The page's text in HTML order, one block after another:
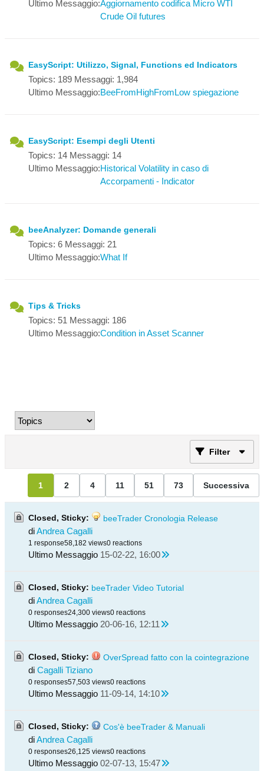
Ultimo Messaggio:Aggiornamento codifica Micro WTI
Crude Oil futures
EasyScript: Utilizzo, Signal, Functions ed Indicators
Topics: 189 Messaggi: 1,984
Ultimo Messaggio:BeeFromHighFromLow spiegazione
EasyScript: Esempi degli Utenti
Topics: 14 Messaggi: 14
Ultimo Messaggio:Historical Volatility in caso di
Accorpamenti - Indicator
beeAnalyzer: Domande generali
Topics: 6 Messaggi: 21
Ultimo Messaggio:What If
Tips & Tricks
Topics: 51 Messaggi: 186
Ultimo Messaggio:Condition in Asset Scanner
Filter
1 2 4 11 51 73 Successiva
Closed, Sticky: beeTrader Cronologia Release
diAndrea Cagalli
1 response58,182 views0 reactions
Ultimo Messaggio 15-02-22, 16:00
Closed, Sticky: beeTrader Video Tutorial
diAndrea Cagalli
0 responses24,300 views0 reactions
Ultimo Messaggio 20-06-16, 12:11
Closed, Sticky: OverSpread fatto con la cointegrazione
di Cagalli Tiziano
0 responses57,503 views0 reactions
Ultimo Messaggio 11-09-14, 14:10
Closed, Sticky: Cos'è beeTrader & Manuali
diAndrea Cagalli
0 responses26,125 views0 reactions
Ultimo Messaggio 02-07-13, 15:47